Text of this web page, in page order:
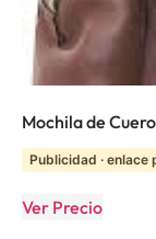
Mochila de
Publicidad · enlace
Ver Precio